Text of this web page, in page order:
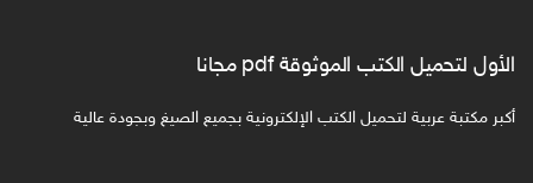
الأول لتحميل الكتب الموثوقة pdf مجانا
أكبر مكتبة عربية لتحميل الكتب الإلكترونية بجميع الصيغ وبجودة عالية